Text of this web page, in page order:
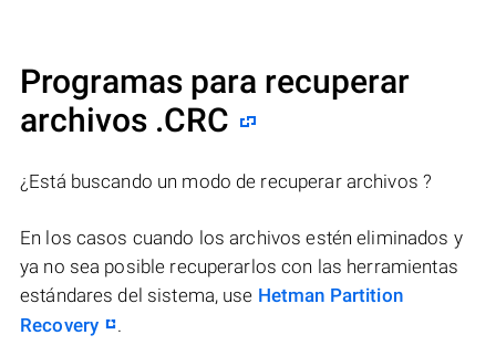
Programas para recuperar
archivos .CRC
¿Está buscando un modo de recuperar archivos ?
En los casos cuando los archivos estén eliminados y
ya no sea posible recuperarlos con las herramientas
estándares del sistema, use Hetman Partition
Recovery
.